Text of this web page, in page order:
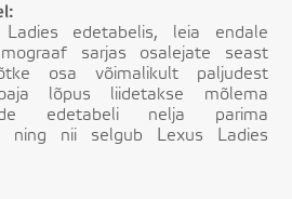
Ladies edetabelis, leia endale
sarjas osalejate seast
osa võimalikult paljudest
lõpus liidetakse mõlema
edetabeli nelja parima
ning nii selgub Lexus Ladies